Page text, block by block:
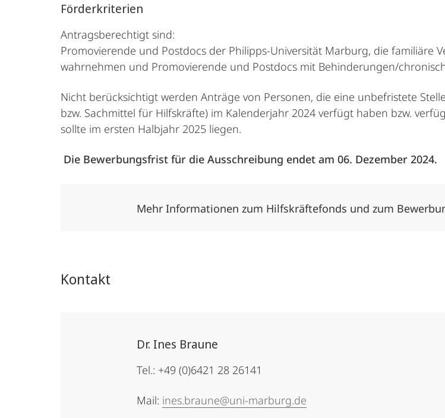
Förderkriterien
Antragsberechtigt sind:
Promovierende und Postdocs der Philipps-Universität Marburg, die familiäre
wahrnehmen und Promovierende und Postdocs mit Behinderungen/
Nicht berücksichtigt werden Anträge von Personen, die eine unbefristete
bzw. Sachmittel für Hilfskräfte) im Kalenderjahr 2024 verfügt haben bzw.
sollte im ersten Halbjahr 2025 liegen.
Die Bewerbungsfrist für die Ausschreibung endet am 06. Dezember 2024.
Mehr Informationen zum Hilfskräftefonds und zum
Kontakt
Dr. Ines Braune
Tel.: +49 (0)6421 28 26141
Mail: ines.braune@uni-marburg.de